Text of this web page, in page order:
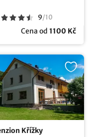
9/10
Cena od 1100 Kč
Křížky